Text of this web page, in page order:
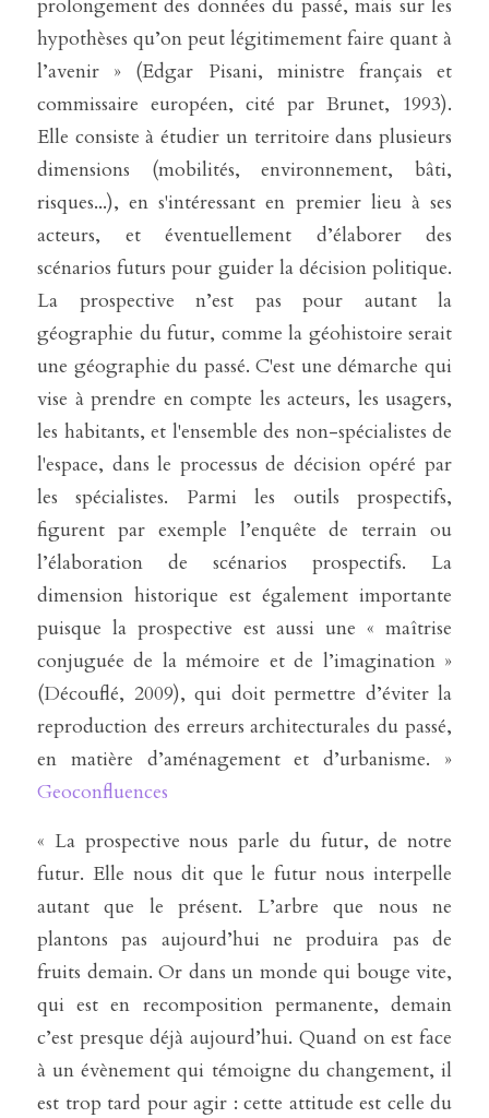
prolongement des données du passé, mais sur les
hypothèses qu’on peut légitimement faire quant à
l’avenir » (Edgar Pisani, ministre français et
commissaire européen, cité par Brunet, 1993).
Elle consiste à étudier un territoire dans plusieurs
dimensions (mobilités, environnement, bâti,
risques...), en s'intéressant en premier lieu à ses
acteurs, et éventuellement d’élaborer des
scénarios futurs pour guider la décision politique.
La prospective n’est pas pour autant la
géographie du futur, comme la géohistoire serait
une géographie du passé. C'est une démarche qui
vise à prendre en compte les acteurs, les usagers,
les habitants, et l'ensemble des non-spécialistes de
l'espace, dans le processus de décision opéré par
les spécialistes. Parmi les outils prospectifs,
figurent par exemple l’enquête de terrain ou
l’élaboration de scénarios prospectifs. La
dimension historique est également importante
puisque la prospective est aussi une « maîtrise
conjuguée de la mémoire et de l’imagination »
(Découflé, 2009), qui doit permettre d’éviter la
reproduction des erreurs architecturales du passé,
Geoconfluences
« La prospective nous parle du futur, de notre
futur. Elle nous dit que le futur nous interpelle
autant que le présent. L’arbre que nous ne
plantons pas aujourd’hui ne produira pas de
fruits demain. Or dans un monde qui bouge vite,
qui est en recomposition permanente, demain
c’est presque déjà aujourd’hui. Quand on est face
à un évènement qui témoigne du changement, il
est trop tard pour agir : cette attitude est celle du